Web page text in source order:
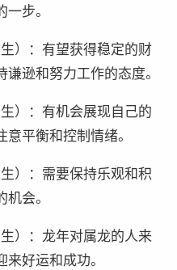
步。
）：有望获得稳定的财
逊和努力工作的态度。
）：有机会展现自己的
平衡和控制情绪。
）：需要保持乐观和积
会。
）：龙年对属龙的人来
好运和成功。